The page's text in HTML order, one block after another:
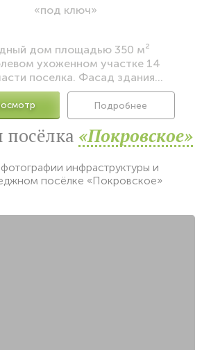
«под ключ»
дом площадью 350 м²
ухоженном участке 14
поселка. Фасад здания...
Подробнее
«Покровское»
инфраструктуры и
посёлке «Покровское»